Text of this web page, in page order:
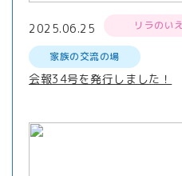
2025.06.25 リラのいえ
家族の交流の場
会報34号を発行しました！